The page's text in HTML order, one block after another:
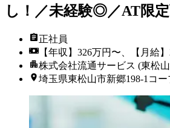
し！／未経験◎／AT限
正社員
【年収】326万円〜、【月給
株式会社流通サービス (東松
埼玉県東松山市新郷198-1コ